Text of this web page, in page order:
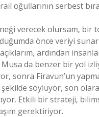
oğullarının serbest
verecek olursam, bir
önce veriyi
ardından
da benzer bir yol
sonra Firavun’un
söylüyor, son
Etkili bir strateji,
gerektiriyor.